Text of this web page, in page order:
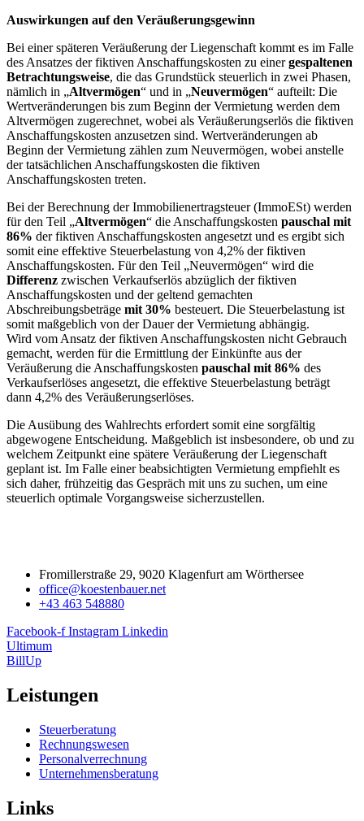
Auswirkungen auf den Veräußerungsgewinn
Bei einer späteren Veräußerung der Liegenschaft kommt es im Falle
des Ansatzes der fiktiven Anschaffungskosten zu einergespaltenen
Betrachtungsweise, die das Grundstück steuerlich in zwei Phasen,
nämlich in „Altvermögen“ und in „Neuvermögen“ aufteilt: Die
Wertveränderungen bis zum Beginn der Vermietung werden dem
Altvermögen zugerechnet, wobei als Veräußerungserlös die fiktiven
Anschaffungskosten anzusetzen sind. Wertveränderungen ab
Beginn der Vermietung zählen zum Neuvermögen, wobei anstelle
der tatsächlichen Anschaffungskosten die fiktiven
Anschaffungskosten treten.
Bei der Berechnung der Immobilienertragsteuer (ImmoESt) werden
für den Teil „Altvermögen“ die Anschaffungskosten pauschal mit
86% der fiktiven Anschaffungskosten angesetzt und es ergibt sich
somit eine effektive Steuerbelastung von 4,2% der fiktiven
Anschaffungskosten. Für den Teil „Neuvermögen“ wird die
Differenz zwischen Verkaufserlös abzüglich der fiktiven
Anschaffungskosten und der geltend gemachten
Abschreibungsbeträge mit 30% besteuert. Die Steuerbelastung ist
somit maßgeblich von der Dauer der Vermietung abhängig.
Wird vom Ansatz der fiktiven Anschaffungskosten nicht Gebrauch
gemacht, werden für die Ermittlung der Einkünfte aus der
Veräußerung die Anschaffungskosten pauschal mit 86% des
Verkaufserlöses angesetzt, die effektive Steuerbelastung beträgt
dann 4,2% des Veräußerungserlöses.
Die Ausübung des Wahlrechts erfordert somit eine sorgfältig
abgewogene Entscheidung. Maßgeblich ist insbesondere, ob und zu
welchem Zeitpunkt eine spätere Veräußerung der Liegenschaft
geplant ist. Im Falle einer beabsichtigten Vermietung empfiehlt es
sich daher, frühzeitig das Gespräch mit uns zu suchen, um eine
steuerlich optimale Vorgangsweise sicherzustellen.
Fromillerstraße 29, 9020 Klagenfurt am Wörthersee
office@koestenbauer.net
+43 463 548880
Facebook-f Instagram Linkedin
Ultimum
BillUp
Leistungen
Steuerberatung
Rechnungswesen
Personalverrechnung
Unternehmensberatung
Links